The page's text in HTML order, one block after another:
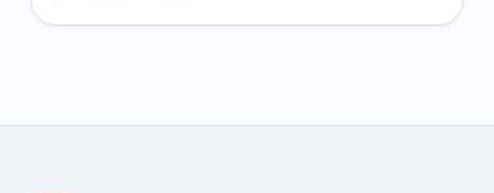
opinie, contează foarte mult să știi și cât costă